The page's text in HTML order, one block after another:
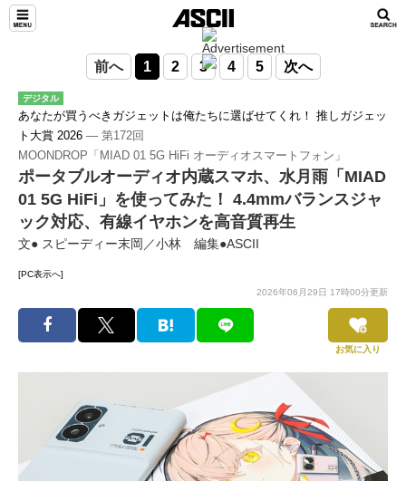
前へ 1 2 3 4 5 次へ
デジタル
あなたが買うべきガジェットは俺たちに選ばせてくれ！ 推しガジェッ
ト大賞 2026 ― 第172回
MOONDROP「MIAD 01 5G HiFi オーディオスマートフォン」
ポータブルオーディオ内蔵スマホ、水月雨「MIAD
01 5G HiFi」を使ってみた！ 4.4mmバランスジャ
ック対応、有線イヤホンを高音質再生
文● スピーディー末岡／小林 編集●ASCII
[PC表示へ]
2026年06月29日 17時00分更新
お気に入り